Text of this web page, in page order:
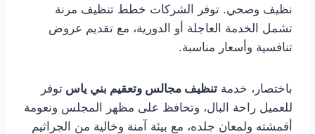
نظيف وصحي. توفر الشركات خطط تنظيف مرنة
تشمل الخدمة العاجلة أو الدورية، مع تقديم عروض
تنافسية وأسعار مناسبة.
باختصار، خدمة تنظيف مجالس وتعقيم بني ياس توفر
للعميل راحة البال، وتحافظ على مظهر المجلس ونعومة
أقمشته ولمعان جلده، مع بيئة آمنة وخالية من الجراثيم